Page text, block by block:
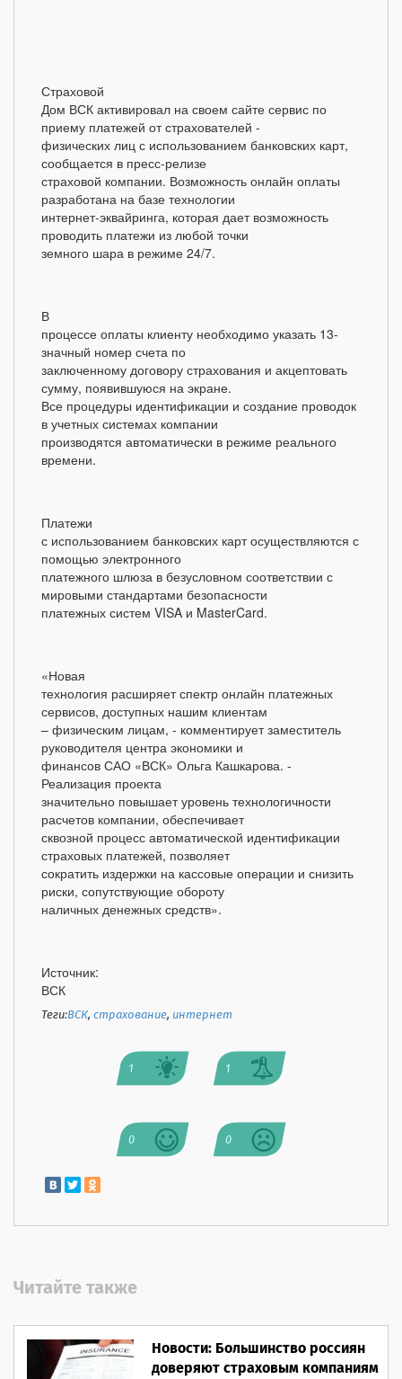
Страховой
Дом ВСК активировал на своем сайте сервис по
приему платежей от страхователей -
физических лиц с использованием банковских карт,
сообщается в пресс-релизе
страховой компании. Возможность онлайн оплаты
разработана на базе технологии
интернет-эквайринга, которая дает возможность
проводить платежи из любой точки
земного шара в режиме 24/7.
В
процессе оплаты клиенту необходимо указать 13-
значный номер счета по
заключенному договору страхования и акцептовать
сумму, появившуюся на экране.
Все процедуры идентификации и создание проводок
в учетных системах компании
производятся автоматически в режиме реального
времени.
Платежи
с использованием банковских карт осуществляются с
помощью электронного
платежного шлюза в безусловном соответствии с
мировыми стандартами безопасности
платежных систем VISA и MasterCard.
«Новая
технология расширяет спектр онлайн платежных
сервисов, доступных нашим клиентам
– физическим лицам, - комментирует заместитель
руководителя центра экономики и
финансов САО «ВСК» Ольга Кашкарова. -
Реализация проекта
значительно повышает уровень технологичности
расчетов компании, обеспечивает
сквозной процесс автоматической идентификации
страховых платежей, позволяет
сократить издержки на кассовые операции и снизить
риски, сопутствующие обороту
наличных денежных средств».
Источник:
ВСК
Теги:ВСК,страхование, интернет
1 1
0 0
Читайте также
Новости: Большинство россиян
доверяют страховым компаниям